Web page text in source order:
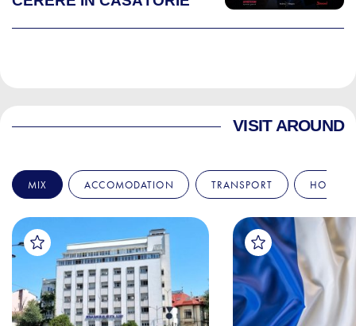
VISIT AROUND
MIX ACCOMODATION TRANSPORT